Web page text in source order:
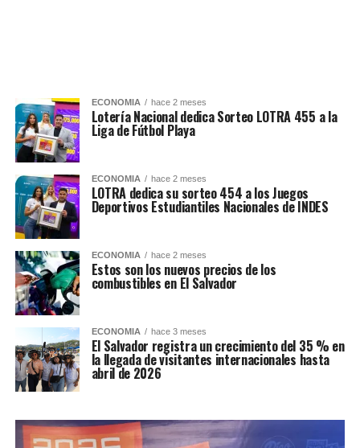
ECONOMIA hace 2 meses
Lotería Nacional dedica Sorteo LOTRA 455 a la
Liga de Fútbol Playa
ECONOMIA hace 2 meses
LOTRA dedica su sorteo 454 a los Juegos
Deportivos Estudiantiles Nacionales de INDES
ECONOMIA hace 2 meses
Estos son los nuevos precios de los
combustibles en El Salvador
ECONOMIA hace 3 meses
El Salvador registra un crecimiento del 35 % en
la llegada de visitantes internacionales hasta
abril de 2026